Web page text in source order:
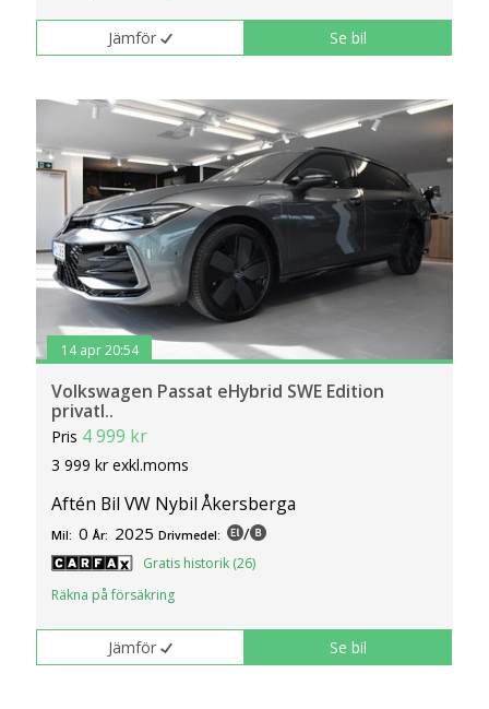
Jämför Se bil
14 apr 20:54
Volkswagen Passat eHybrid SWE Edition
privatl..
Pris 4 999 kr
3 999 kr exkl.moms
Aftén Bil VW Nybil Åkersberga
Mil: 0 År: 2025 Drivmedel: /
Gratis historik (26)
Räkna på försäkring
Jämför Se bil